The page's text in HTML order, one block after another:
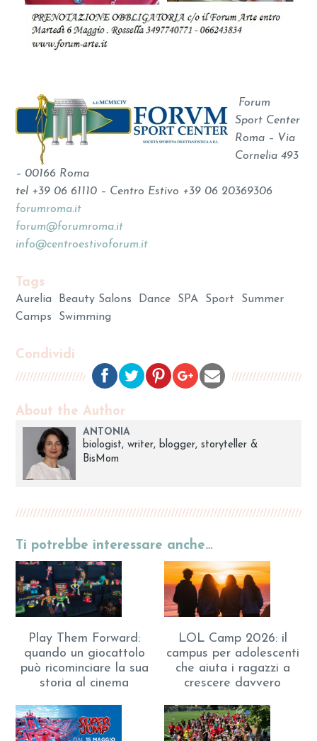
Forum
Sport Center
Roma – Via
Cornelia 493
– 00166 Roma
tel +39 06 61110 – Centro Estivo +39 06 20369306
forumroma.it
forum@forumroma.it
info@centroestivoforum.it
Tags
Aurelia Beauty Salons Dance SPA Sport
Summer
Camps
Swimming
Condividi
About the Author
ANTONIA
biologist, writer, blogger, storyteller &
BisMom
Ti potrebbe interessare anche…
Play Them Forward:
quando un giocattolo
può ricominciare la sua
storia al cinema
LOL Camp 2026: il
campus per adolescenti
che aiuta i ragazzi a
crescere davvero